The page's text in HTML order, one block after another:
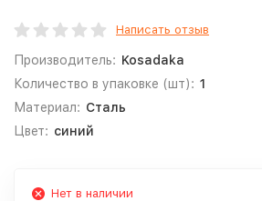
Написать отзыв
Производитель: Kosadaka
Количество в упаковке (шт): 1
Материал: Сталь
Цвет: синий
Нет в наличии